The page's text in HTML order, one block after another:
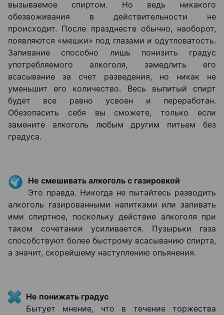
вызываемое спиртом. Но ведь никакого
обезвоживания в действительности не
происходит. После празднеств обычно, наоборот,
появляются «мешки» под глазами и одутловатость.
Запивание способно лишь понизить градус
употребляемого алкоголя, замедлить его
всасывание за счет разведения, но никак не
уменьшит его количество. Весь выпитый спирт
будет все равно усвоен и переработан.
Обезопасить себя вы сможете, только если
замените алкоголь любым другим питьем без
градуса.
Не смешивать алкоголь с газировкой
Это правда. Никогда не пытайтесь разводить
алкоголь газированными напитками или запивать
ими спиртное, поскольку действие алкоголя при
таком сочетании усиливается. Пузырьки газа
способствуют более быстрому всасыванию спирта,
а значит, скорейшему наступлению опьянения.
Не понижать градус
Бытует мнение, что в течение торжества